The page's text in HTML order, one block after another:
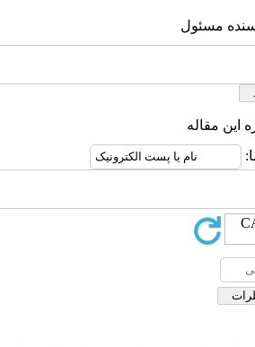
مسئول
این مقاله